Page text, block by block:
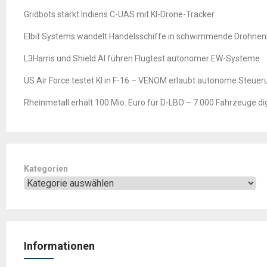
Gridbots stärkt Indiens C-UAS mit KI-Drone-Tracker
Elbit Systems wandelt Handelsschiffe in schwimmende
L3Harris und Shield AI führen Flugtest autonomer EW-Systeme
US Air Force testet KI in F-16 – VENOM erlaubt autonome
Rheinmetall erhält 100 Mio. Euro für D-LBO – 7.000 Fahrzeuge
Kategorien
Informationen